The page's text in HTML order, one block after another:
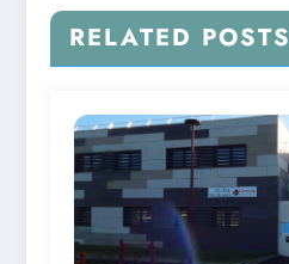
RELATED POSTS